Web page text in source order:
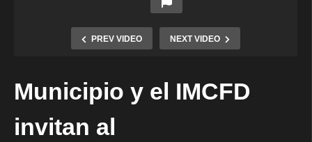
PREV VIDEO NEXT VIDEO
Municipio y el IMCFD
invitan al